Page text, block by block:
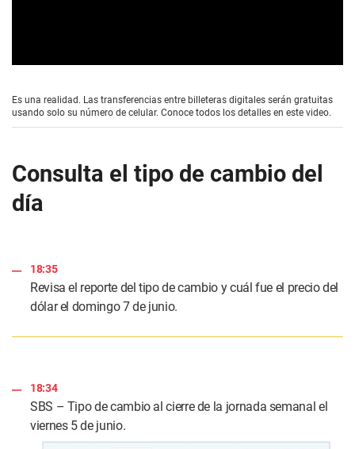
e
c
o
1
m
e
e
d
Es una realidad. Las transferencias entre billeteras digitales serán gratuitas
usando solo su número de celular. Conoce todos los detalles en este video.
Consulta el tipo de cambio del
día
18:35
Revisa el reporte del tipo de cambio y cuál fue el precio del
dólar el domingo 7 de junio.
18:34
SBS – Tipo de cambio al cierre de la jornada semanal el
viernes 5 de junio.